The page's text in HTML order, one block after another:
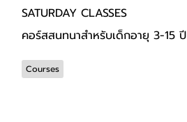
SATURDAY CLASSES
คอร์สสนทนาสำหรับเด็กอายุ 3-15 ปี
Courses